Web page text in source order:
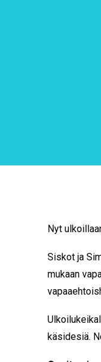
Nyt
Siskot ja
mukaan
käsidesiä.